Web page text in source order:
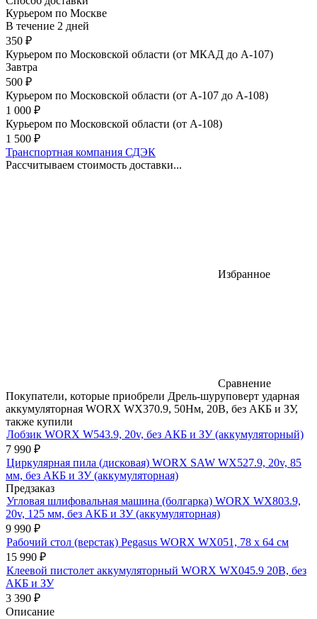
Курьером по Москве
В течение 2 дней
350 ₽
Курьером по Московской области (от МКАД до А-107)
Завтра
500 ₽
Курьером по Московской области (от А-107 до А-108)
1 000 ₽
Курьером по Московской области (от А-108)
1 500 ₽
Транспортная компания СДЭК
Рассчитываем стоимость доставки...
Избранное
Сравнение
Покупатели, которые приобрели Дрель-шуруповерт ударная
аккумуляторная WORX WX370.9, 50Нм, 20В, без АКБ и ЗУ,
также купили
Лобзик WORX W543.9, 20v, без АКБ и ЗУ (аккумуляторный)
7 990 ₽
Циркулярная пила (дисковая) WORX SAW WX527.9, 20v, 85
мм, без АКБ и ЗУ (аккумуляторная)
Предзаказ
Угловая шлифовальная машина (болгарка) WORX WX803.9,
20v, 125 мм, без АКБ и ЗУ (аккумуляторная)
9 990 ₽
Рабочий стол (верстак) Pegasus WORX WX051, 78 x 64 см
15 990 ₽
Клеевой пистолет аккумуляторный WORX WX045.9 20В, без
АКБ и ЗУ
3 390 ₽
Описание